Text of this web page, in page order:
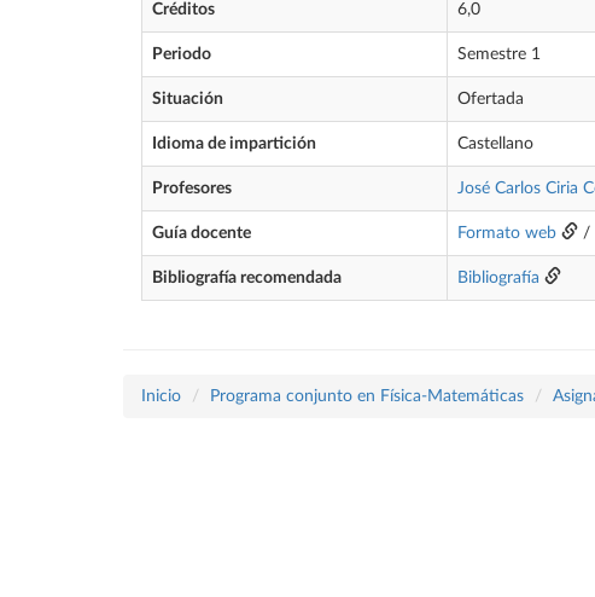
Créditos 6,0
Periodo Semestre 1
Situación Ofertada
Idioma de impartición Castellano
Profesores José Carlos Ciria
Guía docente Formato web /
Bibliografía recomendada Bibliografía
Inicio Programa conjunto en Física-Matemáticas